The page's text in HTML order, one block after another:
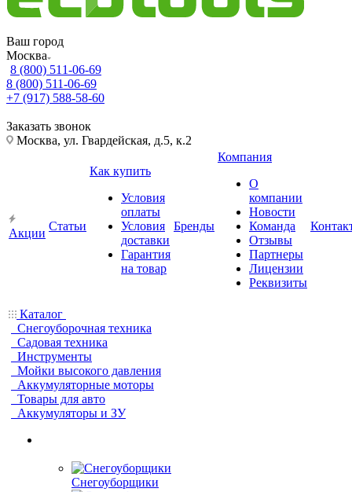
Ваш город
Москва
8 (800) 511-06-69
8 (800) 511-06-69
+7 (917) 588-58-60
Заказать звонок
Москва, ул. Гвардейская, д.5, к.2
Акции
Статьи
Как купить
Условия
оплаты
Условия
доставки
Гарантия
на товар
Бренды
Компания
О
компании
Новости
Команда
Отзывы
Партнеры
Лицензии
Реквизиты
Каталог
Снегоуборочная техника
Садовая техника
Инструменты
Мойки высокого давления
Аккумуляторные моторы
Товары для авто
Аккумуляторы и ЗУ
Снегоуборщики